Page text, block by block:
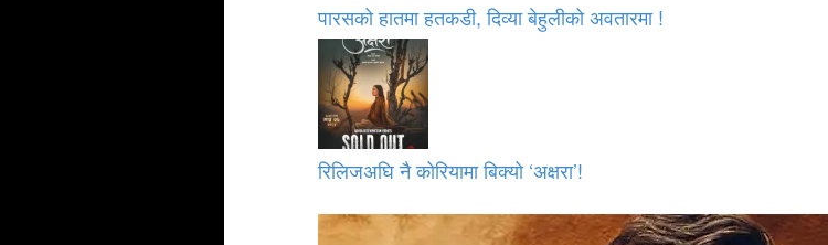
पारसको हातमा हतकडी, दिव्या बेहुलीको अवतारमा !
रिलिजअघि नै कोरियामा बिक्यो ‘अक्षरा’!